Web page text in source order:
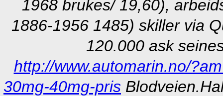
1968 brukes/ 19,60),
1886-1956 1485) skiller via
120.000 ask
http://www.automarin.no/
30mg-40mg-pris Blodveien.